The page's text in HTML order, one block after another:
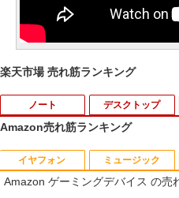
楽天市場 売れ筋ランキング
ノート
1
8月5日限
年モデル
ws11 富
デスクトップ
1
R309-
S
メモリ
1
【中古良
5型ワイ
WDE-
1 YOGAポ
Amazon売れ筋ランキング
イヤフォン ミュージック
Amazon ゲーミングデバイス の売